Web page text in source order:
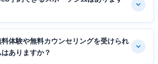
体験や無料カウンセリングを受けられ
ありますか？